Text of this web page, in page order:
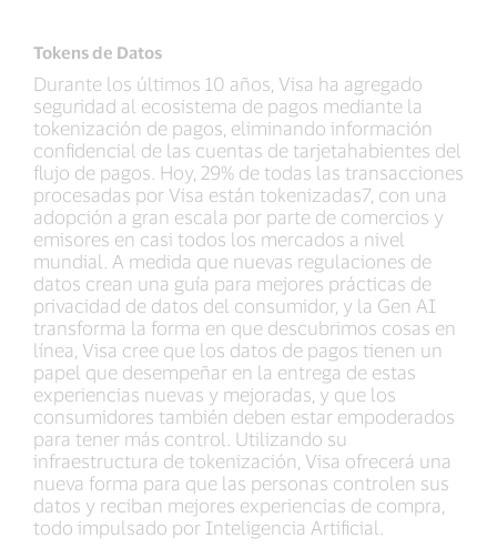
Tokens de Datos
Durante los últimos 10 años, Visa ha agregado
seguridad al ecosistema de pagos mediante la
tokenización de pagos, eliminando información
confidencial de las cuentas de tarjetahabientes del
flujo de pagos. Hoy, 29% de todas las transacciones
procesadas por Visa están tokenizadas7, con una
adopción a gran escala por parte de comercios y
emisores en casi todos los mercados a nivel
mundial. A medida que nuevas regulaciones de
datos crean una guía para mejores prácticas de
privacidad de datos del consumidor, y la Gen AI
transforma la forma en que descubrimos cosas en
línea, Visa cree que los datos de pagos tienen un
papel que desempeñar en la entrega de estas
experiencias nuevas y mejoradas, y que los
consumidores también deben estar empoderados
para tener más control. Utilizando su
infraestructura de tokenización, Visa ofrecerá una
nueva forma para que las personas controlen sus
datos y reciban mejores experiencias de compra,
todo impulsado por Inteligencia Artificial.